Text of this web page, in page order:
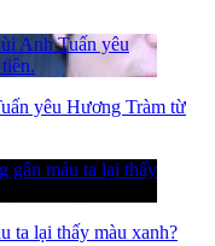
yêu Hương Tràm từ
ta lại thấy màu xanh?